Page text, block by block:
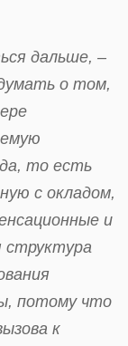
дальше, –
о том,
то есть
с окладом,
и
потому что
к